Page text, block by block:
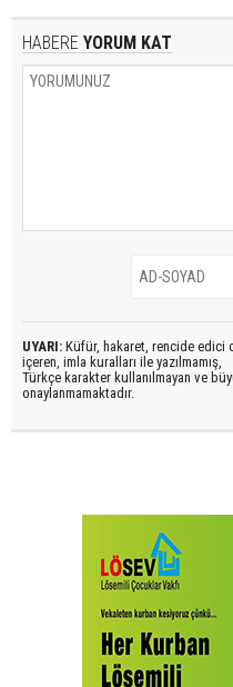
HABERE YORUM KAT
UYARI: Küfür, hakaret, rencide edici
içeren, imla kuralları ile yazılmamış,
Türkçe karakter kullanılmayan ve
onaylanmamaktadır.